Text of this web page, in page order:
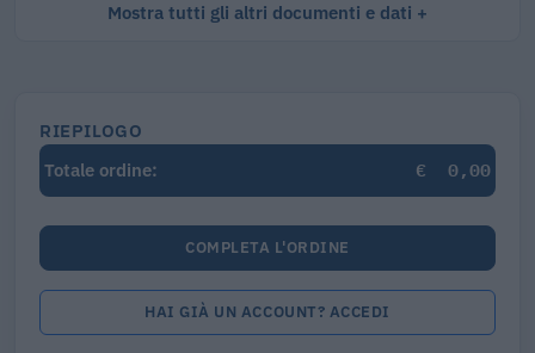
Mostra tutti gli altri documenti e dati
RIEPILOGO
Totale ordine:
€ 0,00
COMPLETA L'ORDINE
HAI GIÀ UN ACCOUNT? ACCEDI